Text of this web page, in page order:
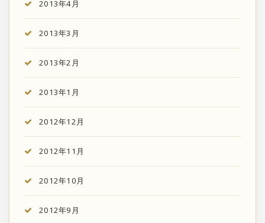
2013年4月
2013年3月
2013年2月
2013年1月
2012年12月
2012年11月
2012年10月
2012年9月